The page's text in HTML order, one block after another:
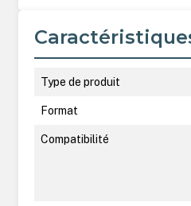
Type de produit
Format
Compatibilité